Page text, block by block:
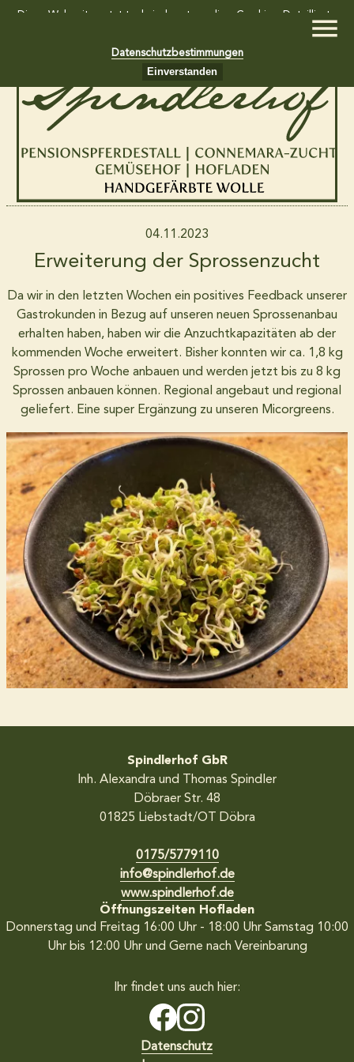
Home
Gemüsekiste und Südfruchtkiste
Pensionspferdestall
Über uns
04.11.2023
Erweiterung der Sprossenzucht
Da wir in den letzten Wochen ein positives Feedback unserer
Gastrokunden in Bezug auf unseren neuen Sprossenanbau
erhalten haben, haben wir die Anzuchtkapazitäten ab der
kommenden Woche erweitert. Bisher konnten wir ca. 1,8 kg
Sprossen pro Woche anbauen und werden jetzt bis zu 8 kg
Sprossen anbauen können. Regional angebaut und regional
geliefert. Eine super Ergänzung zu unseren Micorgreens.
Spindlerhof GbR
Inh. Alexandra und Thomas Spindler
Döbraer Str. 48
01825 Liebstadt/OT Döbra
0175/5779110
info@spindlerhof.de
www.spindlerhof.de
Öffnungszeiten Hofladen
Donnerstag und Freitag 16:00 Uhr - 18:00 Uhr Samstag 10:00
Uhr bis 12:00 Uhr und Gerne nach Vereinbarung
Ihr findet uns auch hier:
Datenschutz
Diese Webseite setzt technisch notwendige Cookies. Detaillierte
Datenschutzbestimmungen
Einverstanden